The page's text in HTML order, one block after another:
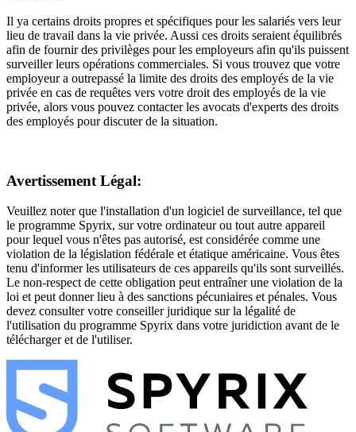
Il ya certains droits propres et spécifiques pour les salariés vers leur
lieu de travail dans la vie privée. Aussi ces droits seraient équilibrés
afin de fournir des privilèges pour les employeurs afin qu'ils puissent
surveiller leurs opérations commerciales. Si vous trouvez que votre
employeur a outrepassé la limite des droits des employés de la vie
privée en cas de requêtes vers votre droit des employés de la vie
privée, alors vous pouvez contacter les avocats d'experts des droits
des employés pour discuter de la situation.
Avertissement Légal:
Veuillez noter que l'installation d'un logiciel de surveillance, tel que
le programme Spyrix, sur votre ordinateur ou tout autre appareil
pour lequel vous n'êtes pas autorisé, est considérée comme une
violation de la législation fédérale et étatique américaine. Vous êtes
tenu d'informer les utilisateurs de ces appareils qu'ils sont surveillés.
Le non-respect de cette obligation peut entraîner une violation de la
loi et peut donner lieu à des sanctions pécuniaires et pénales. Vous
devez consulter votre conseiller juridique sur la légalité de
l'utilisation du programme Spyrix dans votre juridiction avant de le
télécharger et de l'utiliser.